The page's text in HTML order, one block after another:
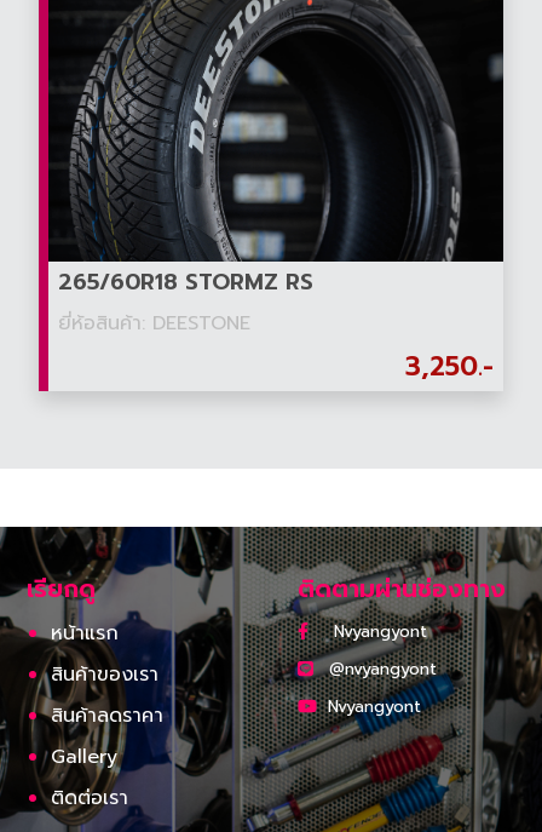
265/60R18 STORMZ RS
ยี่ห้อสินค้า: DEESTONE
3,250.-
เรียกดู
หน้าแรก
สินค้าของเรา
สินค้าลดราคา
Gallery
ติดต่อเรา
ติดตามผ่านช่องทาง
Nvyangyont
@nvyangyont
Nvyangyont